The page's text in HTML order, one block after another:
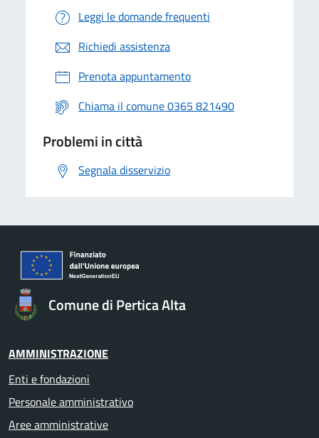
Leggi le domande frequenti
Richiedi assistenza
Prenota appuntamento
Chiama il comune 0365 821490
Problemi in città
Segnala disservizio
Comune di Pertica Alta
AMMINISTRAZIONE
Enti e fondazioni
Personale amministrativo
Aree amministrative